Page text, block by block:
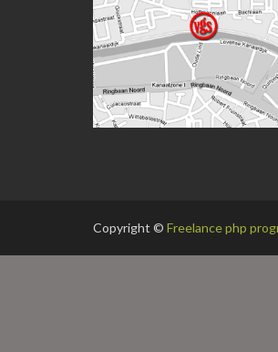
SCHMETZ NADEL TOPSTITCH
SCHMETZ ZWILLINGSNADELN
SCHMETZ NADEL UNIVERSAL
Copyright © Freelance php